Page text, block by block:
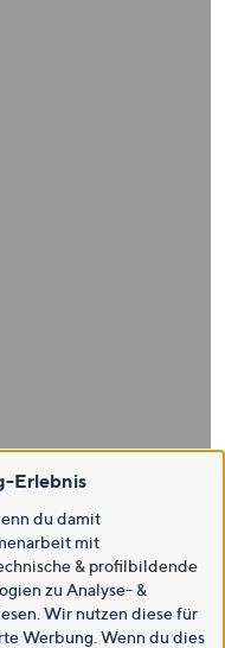
Erlebnis
du damit
mit
& profilbildende
zu Analyse- &
Wir nutzen diese für
Werbung. Wenn du dies